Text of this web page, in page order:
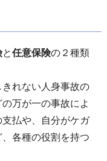
と任意保険の２種類
れない人身事故の
万が一の事故によ
払や、自分がケガ
各種の役割を持つ